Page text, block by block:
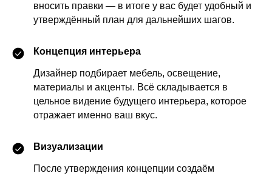
вносить правки — в итоге у вас будет удобный и
утверждённый план для дальнейших шагов.
Концепция интерьера
Дизайнер подбирает мебель, освещение,
материалы и акценты. Всё складывается в
цельное видение будущего интерьера, которое
отражает именно ваш вкус.
Визуализации
После утверждения концепции создаём